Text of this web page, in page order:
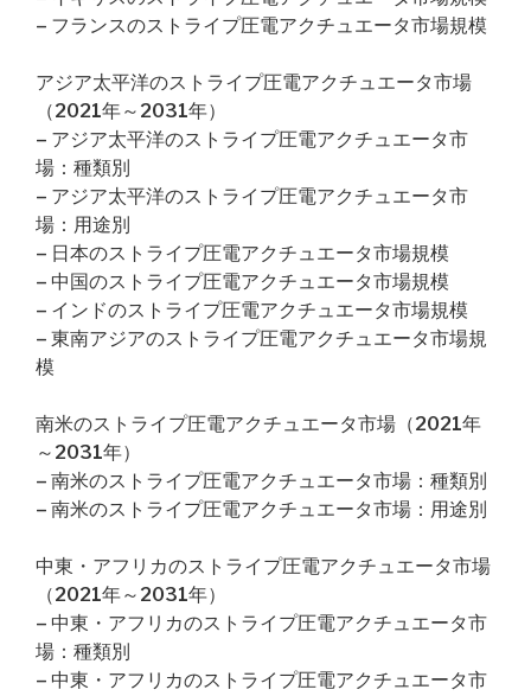
– フランスのストライプ圧電アクチュエータ市場規模
アジア太平洋のストライプ圧電アクチュエータ市場
（2021年～2031年）
– アジア太平洋のストライプ圧電アクチュエータ市
場：種類別
– アジア太平洋のストライプ圧電アクチュエータ市
場：用途別
– 日本のストライプ圧電アクチュエータ市場規模
– 中国のストライプ圧電アクチュエータ市場規模
– インドのストライプ圧電アクチュエータ市場規模
– 東南アジアのストライプ圧電アクチュエータ市場規
模
南米のストライプ圧電アクチュエータ市場（2021年
～2031年）
– 南米のストライプ圧電アクチュエータ市場：種類別
– 南米のストライプ圧電アクチュエータ市場：用途別
中東・アフリカのストライプ圧電アクチュエータ市場
（2021年～2031年）
– 中東・アフリカのストライプ圧電アクチュエータ市
場：種類別
– 中東・アフリカのストライプ圧電アクチュエータ市